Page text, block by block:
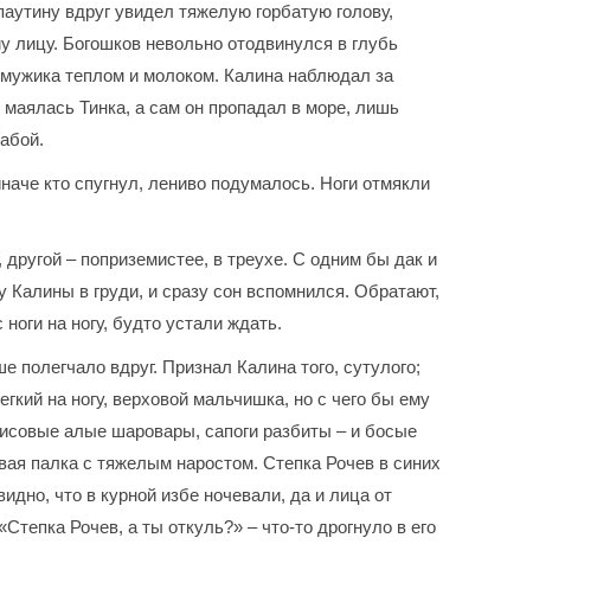
вдруг увидел тяжелую горбатую голову,
лицу. Богошков невольно отодвинулся в глубь
теплом и молоком. Калина наблюдал за
Тинка, а сам он пропадал в море, лишь
кто спугнул, лениво подумалось. Ноги отмякли
– поприземистее, в треухе. С одним бы дак и
Калины в груди, и сразу сон вспомнился. Обратают,
на ногу, будто устали ждать.
вдруг. Признал Калина того, сутулого;
на ногу, верховой мальчишка, но с чего бы ему
алые шаровары, сапоги разбиты – и босые
палка с тяжелым наростом. Степка Рочев в синих
что в курной избе ночевали, да и лица от
Рочев, а ты откуль?» – что-то дрогнуло в его